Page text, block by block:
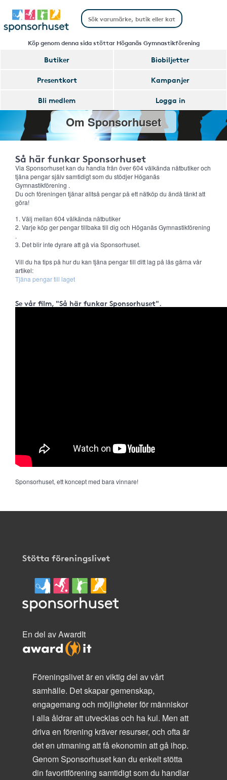
Köp genom denna sida stöttar Höganäs Gymnastikförening
Butiker
Biobiljetter
Presentkort
Kampanjer
Bli medlem
Logga in
Om Sponsorhuset
Så här funkar Sponsorhuset
Via Sponsorhuset kan du handla från över 604 välkända nätbutiker och
tjäna pengar själv samtidigt som du stödjer Höganäs
Gymnastikförening .
Du och föreningen tjänar alltså pengar på ett nätköp du ändå tänkt att
göra!
1. Välj mellan 604 välkända nätbutiker
2. Varje köp ger pengar tillbaka till dig och Höganäs Gymnastikförening
.
3. Det blir inte dyrare att gå via Sponsorhuset.
Vill du ha tips på hur du kan tjäna pengar till ditt lag på läs gärna vår
artikel:
Tjäna pengar till laget
Se vår film, "Så här funkar Sponsorhuset".
Sponsorhuset, ett koncept med bara vinnare!
Stötta föreningslivet
En del av AwardIt
Föreningslivet är en viktig del av vårt
samhälle. Det skapar gemenskap,
engagemang och möjligheter för människor
i alla åldrar att utvecklas och ha kul. Men att
driva en förening kräver resurser, och ofta är
det en utmaning att få ekonomin att gå ihop.
Genom Sponsorhuset kan du enkelt stötta
din favoritförening samtidigt som du handlar